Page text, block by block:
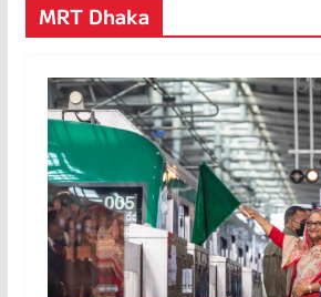
MRT Dhaka